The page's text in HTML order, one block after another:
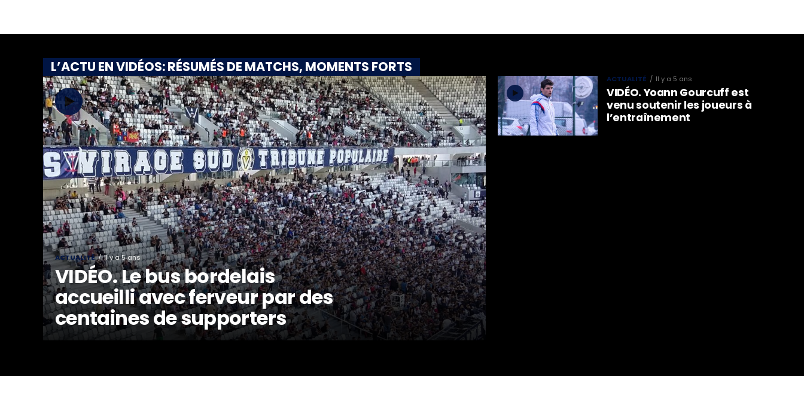
L’ACTU EN VIDÉOS: RÉSUMÉS DE MATCHS, MOMENTS FORTS
ACTUALITÉ Il y a 5 ans
VIDÉO. Le bus bordelais
accueilli avec ferveur par des
centaines de supporters
ACTUALITÉ Il y a 5 ans
VIDÉO. Yoann Gourcuff est
venu soutenir les joueurs à
l’entraînement